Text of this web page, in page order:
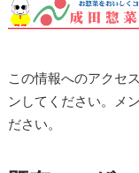
この情報へのアクセ
ンしてください。メ
ださい。